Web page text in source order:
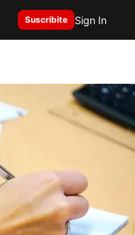
Suscribite Sign In